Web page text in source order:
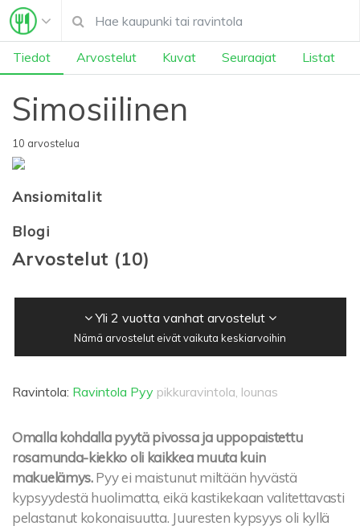
Tiedot Arvostelut Kuvat Seuraajat Listat
Simosiilinen
10 arvostelua
Ansiomitalit
Blogi
Arvostelut (10)
Yli 2 vuotta vanhat arvostelut
Nämä arvostelut eivät vaikuta keskiarvoihin
Ravintola: Ravintola Pyy pikkuravintola, lounas
Omalla kohdalla pyytä pivossa ja uppopaistettu
rosamunda-kiekko oli kaikkea muuta kuin
makuelämys. Pyy ei maistunut miltään hyvästä
kypsyydestä huolimatta, eikä kastikekaan valitettavasti
pelastanut kokonaisuutta. Juuresten kypsyys oli kyllä